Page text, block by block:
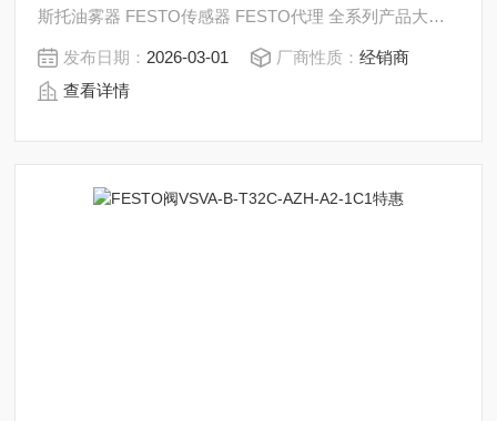
斯托油雾器 FESTO传感器 FESTO代理 全系列产品大量
现货请咨询上海茂硕机械设备有限公司
发布日期： 2026-03-01 厂商性质：经销商
查看详情